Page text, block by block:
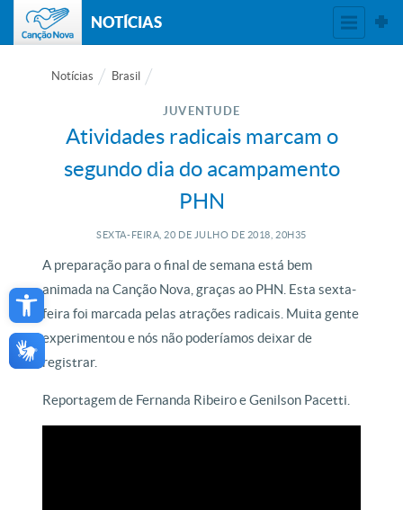
Open toolbar
NOTÍCIAS
Notícias Brasil
JUVENTUDE
Atividades radicais marcam o
segundo dia do acampamento
PHN
SEXTA-FEIRA, 20 DE JULHO DE 2018, 20H35
A preparação para o final de semana está bem
animada na Canção Nova, graças ao PHN. Esta sexta-
feira foi marcada pelas atrações radicais. Muita gente
experimentou e nós não poderíamos deixar de
registrar.
Reportagem de Fernanda Ribeiro e Genilson Pacetti.